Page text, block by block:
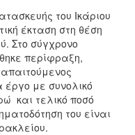
του Ικάριου
έκταση στη θέση
Στο σύγχρονο
περίφραξη,
έργο με συνολικό
και τελικό ποσό
του είναι